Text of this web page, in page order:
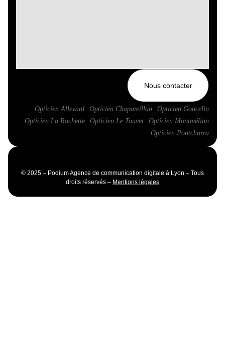
Nous contacter
Opticien Allevard Opticien Chapareillan
Opticien Goncelin
Opticien La Rochette
Opticien Le Touvet
Opticien Montmélian
Opticien Pontcharra
© 2025 – Podium Agence de communication digitale à Lyon – Tous
droits réservés – Mentions légales